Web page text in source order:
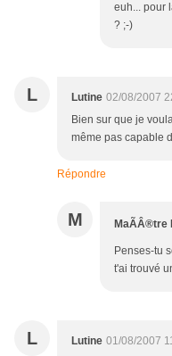
euh... pour
? ;-)
L Lutine 02/08/2007
Bien sur que je
même pas capable
Répondre
M MaÃÂ®tre
Penses-tu
t'ai trouvé
L Lutine 01/08/2007